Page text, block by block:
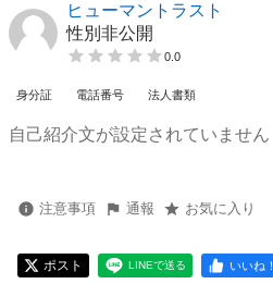
ヒューマントラスト
性別非公開
0.0
身分証 電話番号 法人書類
自己紹介文が設定されていません
注意事項 通報 お気に入り
ポスト LINEで送る いいね！